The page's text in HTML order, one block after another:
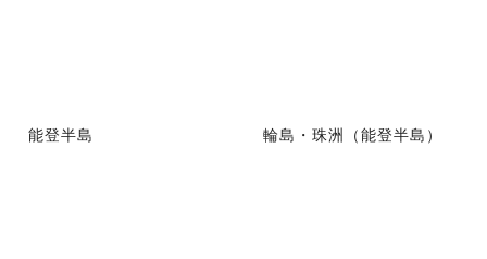
能登半島 輪島・珠洲（能登半島）